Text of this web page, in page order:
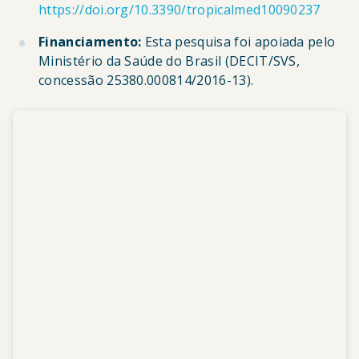
https://doi.org/10.3390/tropicalmed10090237
Financiamento: Esta pesquisa foi apoiada pelo
Ministério da Saúde do Brasil (DECIT/SVS,
concessão 25380.000814/2016-13).